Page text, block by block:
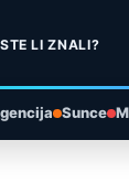
LI ZNALI?
Sunce